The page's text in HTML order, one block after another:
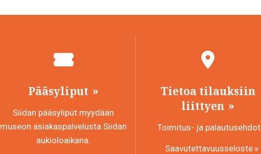
Pääsyliput
Siidan pääsyliput myydään
museon asiakaspalvelusta Siidan
aukioloaikana.
Tietoa tilauksiin
liittyen
Toimitus- ja palautusehdot
Saavutettavuusseloste